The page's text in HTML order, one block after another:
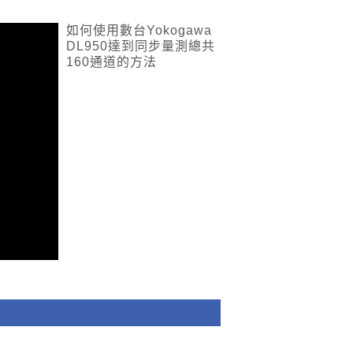
如何使用數台Yokogawa
DL950達到同步量測總共
160通道的方法